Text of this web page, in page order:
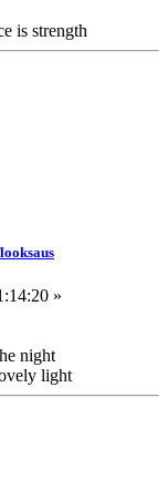
is strength
»
night
light